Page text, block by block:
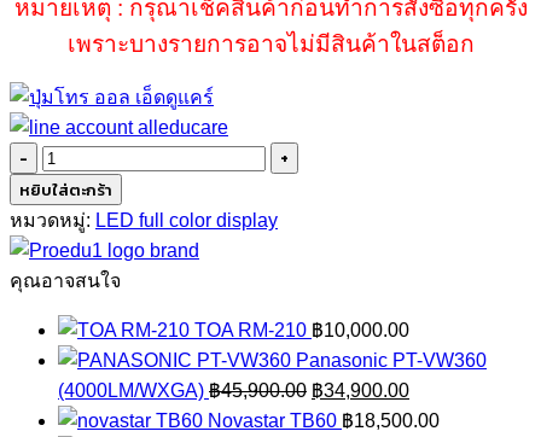
หมายเหตุ : กรุณาเช็คสินค้าก่อนทำการสั่งซื้อทุกครั้ง
เพราะบางรายการอาจไม่มีสินค้าในสต็อก
จำนวน
LED
P1.25
ภายใน
ชิ้น
หยิบใส่ตะกร้า
หมวดหมู่: LED full color display
คุณอาจสนใจ
TOA RM-210 ฿10,000.00
Panasonic PT-VW360
(4000LM/WXGA) ฿45,900.00 Original
price
฿34,900.00Current
price
Novastar TB60 ฿18,500.00